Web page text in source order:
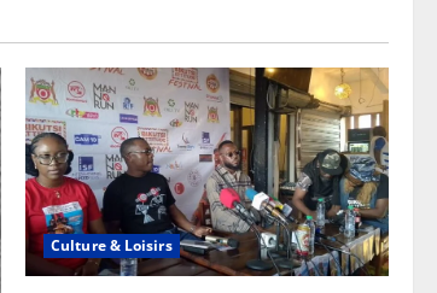
Culture & Loisirs